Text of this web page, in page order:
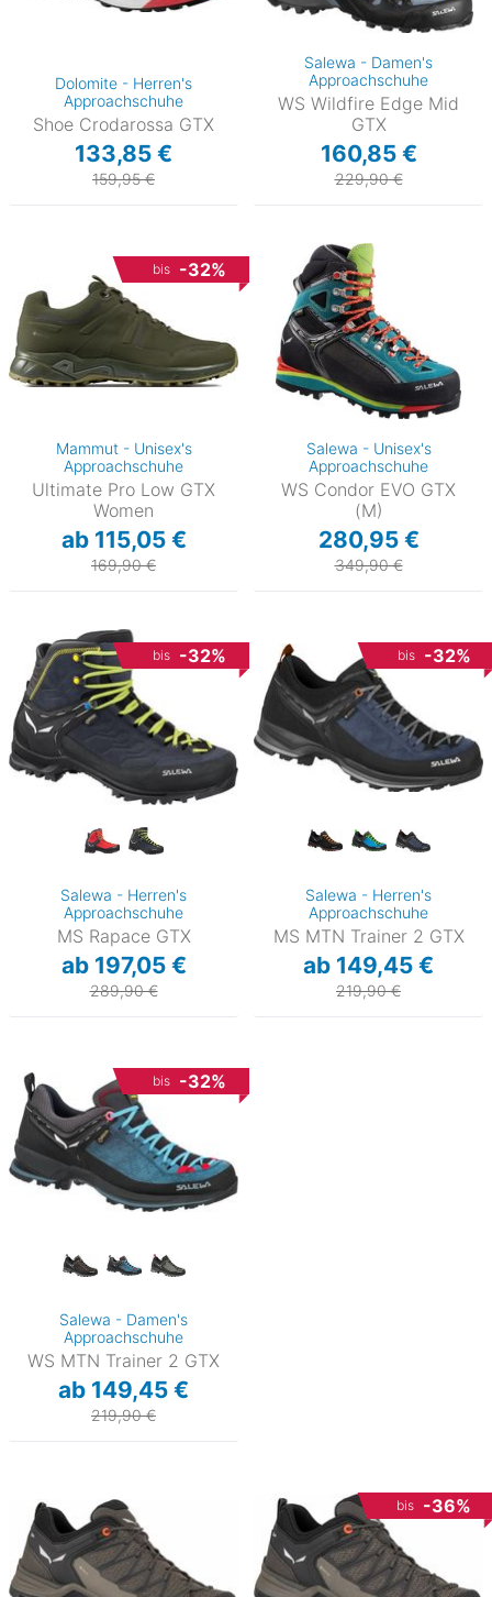
Dolomite - Herren's
Approachschuhe
Shoe Crodarossa GTX
133,85 €
159,95 €
Salewa - Damen's
Approachschuhe
WS Wildfire Edge Mid
GTX
160,85 €
229,90 €
bis -32%
Mammut - Unisex's
Approachschuhe
Ultimate Pro Low GTX
Women
ab 115,05 €
169,90 €
Salewa - Unisex's
Approachschuhe
WS Condor EVO GTX
(M)
280,95 €
349,90 €
bis -32%
Salewa - Herren's
Approachschuhe
MS Rapace GTX
ab 197,05 €
289,90 €
bis -32%
Salewa - Herren's
Approachschuhe
MS MTN Trainer 2 GTX
ab 149,45 €
219,90 €
bis -32%
Salewa - Damen's
Approachschuhe
WS MTN Trainer 2 GTX
ab 149,45 €
219,90 €
bis -36%